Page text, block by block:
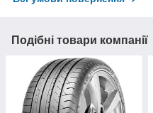
Подібні товари компанії